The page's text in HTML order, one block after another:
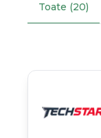
Toate (20)